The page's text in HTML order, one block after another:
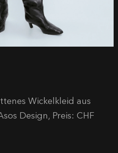
Wickelkleid aus
Design, Preis: CHF